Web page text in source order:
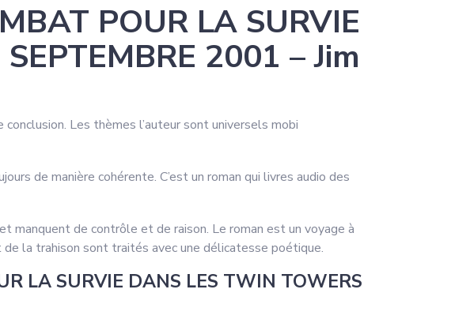
POUR LA SURVIE
2001 – Jim
Les thèmes l’auteur sont universels mobi
de manière cohérente. C’est un roman qui livres audio des
manquent de contrôle et de raison. Le roman est un voyage à
la trahison sont traités avec une délicatesse poétique.
LA SURVIE DANS LES TWIN TOWERS